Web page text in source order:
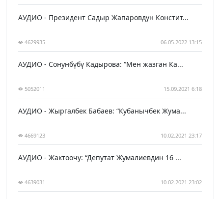
АУДИО - Президент Садыр Жапаровдун Констит...
4629935 06.05.2022 13:15
АУДИО - Сонунбүбү Кадырова: “Мен жазган Ка...
5052011 15.09.2021 6:18
АУДИО - Жыргалбек Бабаев: “Кубанычбек Жума...
4669123 10.02.2021 23:17
АУДИО - Жактоочу: “Депутат Жумалиевдин 16 ...
4639031 10.02.2021 23:02